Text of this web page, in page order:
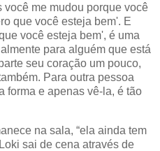
me mudou porque você
que você esteja bem'. E
você esteja bem', é uma
para alguém que está
seu coração um pouco,
Para outra pessoa
forma e apenas vê-la, é tão
na sala, “ela ainda tem
sai de cena através de